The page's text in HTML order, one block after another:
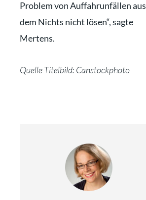
Problem von Auffahrunfällen aus
dem Nichts nicht lösen“, sagte
Mertens.
Quelle Titelbild: Canstockphoto